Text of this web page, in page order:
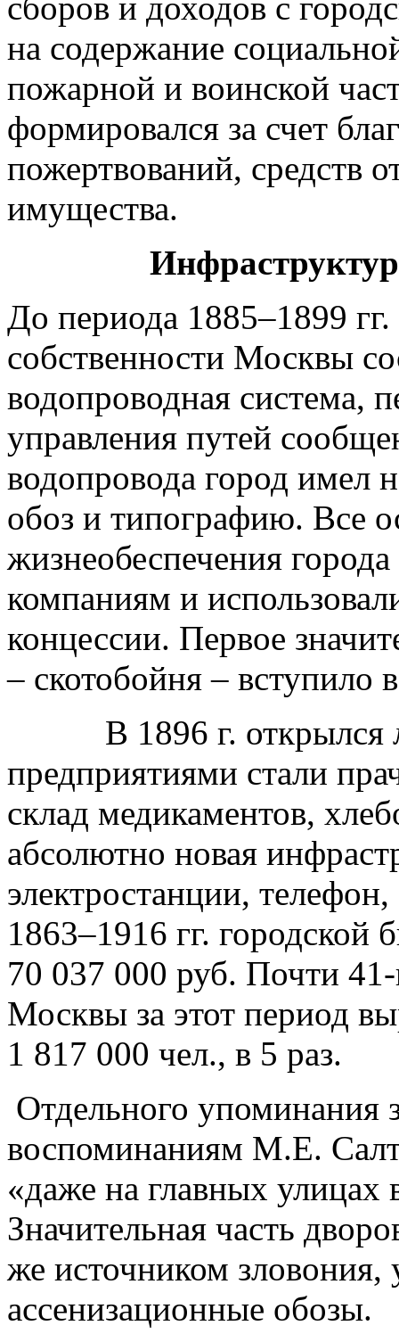
на содержание
пожарной и воинской
формировался за счет
пожертвований, средств
имущества.
До периода 1885–1899
собственности Москвы
водопроводная система,
управления путей
водопровода город имел
обоз и типографию. Все
жизнеобеспечения
компаниям и
концессии. Первое
– скотобойня – вступило
В 1896 г. открылся
предприятиями стали
склад медикаментов,
абсолютно новая
электростанции,
1863–1916 гг.
70 037 000 руб. Почти
Москвы за этот период
1 817 000 чел., в 5 раз.
Отдельного упоминания
воспоминаниям М.Е.
«даже на главных улицах
Значительная часть
же источником зловония,
ассенизационные обозы.